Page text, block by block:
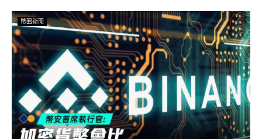
幣圈新聞